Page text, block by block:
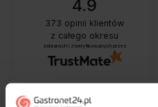
4.9
373 opinii klientów
z całego okresu
zebranych i zweryfikowanych przez